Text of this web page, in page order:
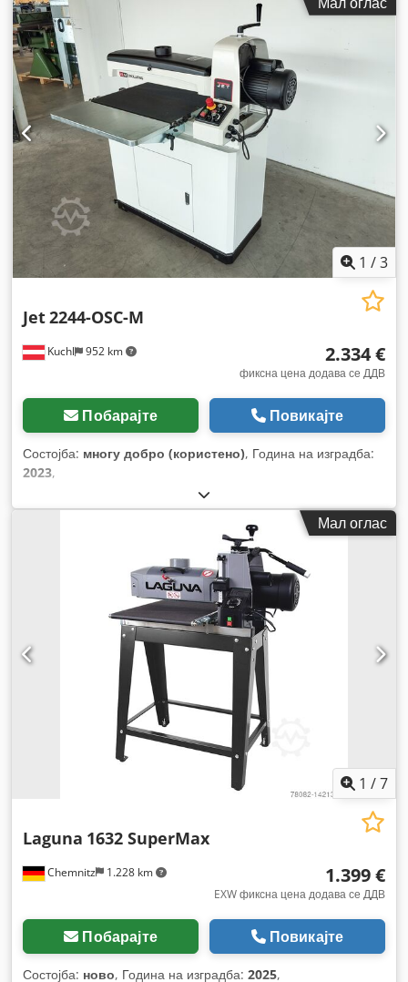
1 /3
Kuchl 952 km
Jet2244-OSC-M
2.334 €
фиксна цена додава се ДДВ
Побарајте Повикајте
Состојба: многу добро (користено), Година на изградба:
2023,
Мал оглас
1 /7
Chemnitz 1.228 km
Laguna 1632 SuperMax
1.399 €
EXW фиксна цена додава се ДДВ
Побарајте Повикајте
Состојба: ново, Година на изградба: 2025,